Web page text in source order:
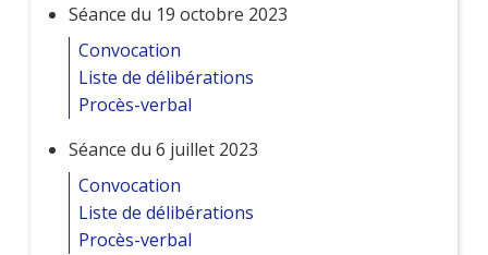
Séance du 19 octobre 2023
Convocation
Liste de délibérations
Procès-verbal
Séance du 6 juillet 2023
Convocation
Liste de délibérations
Procès-verbal